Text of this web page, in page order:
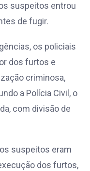
suspeitos entrou
de fugir.
os policiais
dos furtos e
criminosa,
a Polícia Civil, o
com divisão de
suspeitos eram
dos furtos,